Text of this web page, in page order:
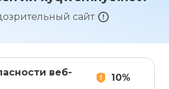
сайт
веб-
10%